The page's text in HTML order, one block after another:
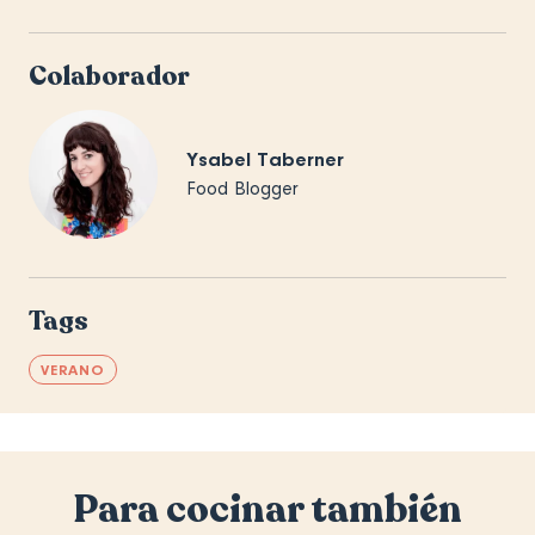
Colaborador
Ysabel Taberner
Food Blogger
Tags
VERANO
Para cocinar también